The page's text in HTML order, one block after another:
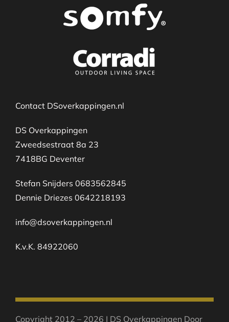
Contact DSoverkappingen.nl
DS Overkappingen
Zweedsestraat 8a 23
7418BG Deventer
Stefan Snijders 0683562845
Dennie Driezes 0642218193
info@dsoverkappingen.nl
K.v.K. 84922060
Copyright 2012 – 2026 | DS Overkappingen Door